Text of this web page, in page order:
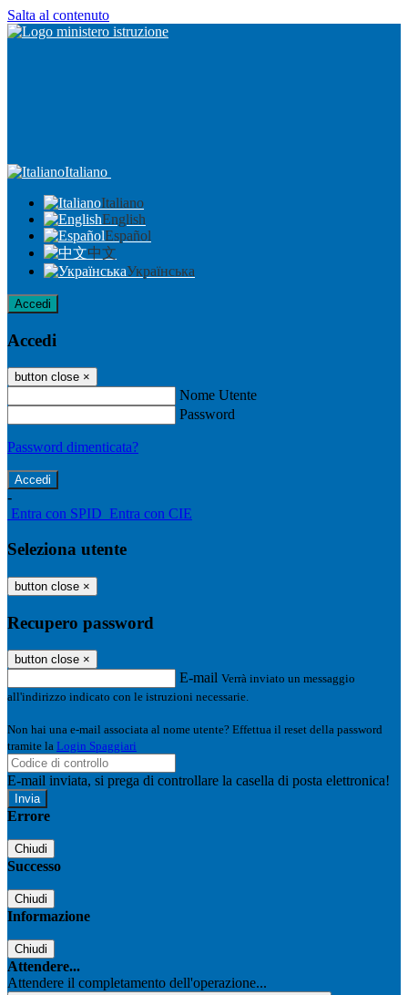
Salta al contenuto
Italiano
Italiano
English
Español
中文
Українська
Accedi
Accedi
button close ×
Nome Utente
Password
Password dimenticata?
-
Entra con SPID Entra con CIE
Seleziona utente
button close ×
Recupero password
button close ×
E-mail Verrà inviato un messaggio
all'indirizzo indicato con le istruzioni necessarie.
Non hai una e-mail associata al nome utente? Effettua il reset della password
tramite la Login Spaggiari
E-mail inviata, si prega di controllare la casella di posta elettronica!
Errore
Chiudi
Successo
Chiudi
Informazione
Chiudi
Attendere...
Attendere il completamento dell'operazione...